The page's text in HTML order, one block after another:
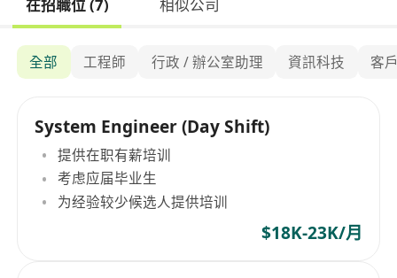
在招職位 (7) 相似公司
全部 工程師 行政 / 辦公室助理 資訊科技 客
System Engineer (Day Shift)
提供在职有薪培训
考虑应届毕业生
为经验较少候选人提供培训
$18K-23K/月